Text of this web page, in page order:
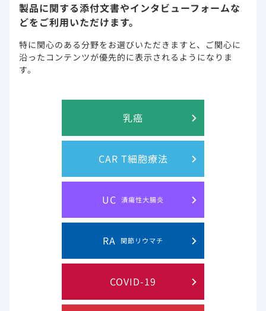
肝機能障害
肝機能障害があらわれることがあるので、投与前及び投与開
始後は定期的に肝機能検査を行い、患者の状態を十分に観察
してください。
過敏症（Infusion Reaction、アナフィラキ
低血圧、血圧上昇、頻脈、徐脈、低酸素症、発熱、呼吸困
難、喘鳴、血管性浮腫、発疹、悪心、嘔吐、発汗、悪寒等が
ともに、異常が認められた場合には直ちに投与を中止し、適
切な処置を行なってください。
また、これらの発現を回避できる可能性があるため、本剤の
緩徐な投与を考慮してください。
＊本剤は承認条件として、医薬品リスク管理計画を策定の
製品に関する添付文書やインタビューフォームな
どをご利用いただけます。
特に関心のある分野をお選びいただきますと、 ご関心に
沿ったコンテンツが優先的に表示されるようになりま
す。
乳癌
CAR T細胞療法
UC 潰瘍性大腸炎
RA 関節リウマチ
COVID-19